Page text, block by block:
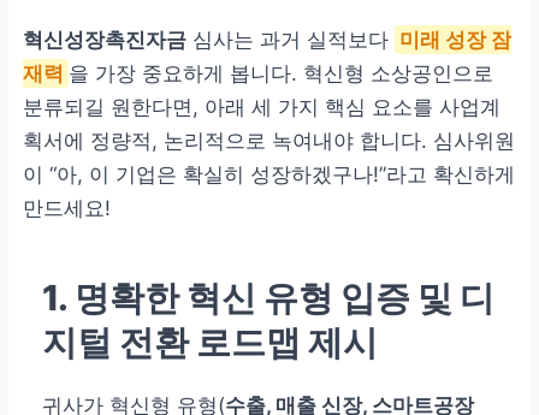
혁신성장촉진자금 심사는 과거 실적보다 미래 성장 잠
재력 을 가장 중요하게 봅니다. 혁신형 소상공인으로
분류되길 원한다면, 아래 세 가지 핵심 요소를 사업계
획서에 정량적, 논리적으로 녹여내야 합니다. 심사위원
이 “아, 이 기업은 확실히 성장하겠구나!”라고 확신하게
만드세요!
1. 명확한 혁신 유형 입증 및 디
지털 전환 로드맵 제시
귀사가 혁신형 유형(수출, 매출 신장, 스마트공장